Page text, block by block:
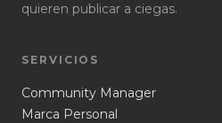
quieren publicar a ciegas.
SERVICIOS
Community Manager
Marca Personal